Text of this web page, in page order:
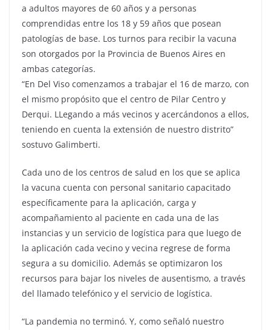
a adultos mayores de 60 años y a personas
comprendidas entre los 18 y 59 años que posean
patologías de base. Los turnos para recibir la vacuna
son otorgados por la Provincia de Buenos Aires en
ambas categorías.
“En Del Viso comenzamos a trabajar el 16 de marzo, con
el mismo propósito que el centro de Pilar Centro y
Derqui. LLegando a más vecinos y acercándonos a ellos,
teniendo en cuenta la extensión de nuestro distrito”
sostuvo Galimberti.
Cada uno de los centros de salud en los que se aplica
la vacuna cuenta con personal sanitario capacitado
específicamente para la aplicación, carga y
acompañamiento al paciente en cada una de las
instancias y un servicio de logística para que luego de
la aplicación cada vecino y vecina regrese de forma
segura a su domicilio. Además se optimizaron los
recursos para bajar los niveles de ausentismo, a través
del llamado telefónico y el servicio de logística.
“La pandemia no terminó. Y, como señaló nuestro